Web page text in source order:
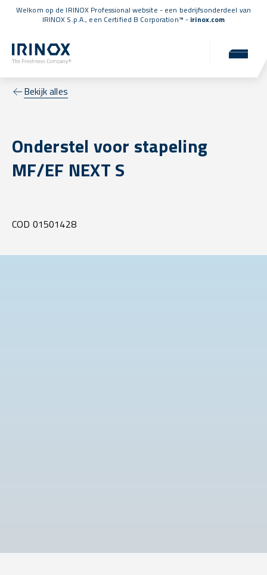
Welkom op de IRINOX Professional website - een bedrijfsonderdeel van
IRINOX S.p.A., een Certified B Corporation™ - irinox.com
Bekijk alles
Onderstel voor stapeling
MF/EF NEXT S
COD 01501428